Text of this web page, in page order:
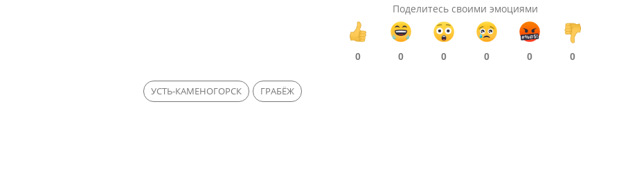
Поделитесь своими эмоциями
0 0 0 0 0 0
УСТЬ-КАМЕНОГОРСК ГРАБЁЖ